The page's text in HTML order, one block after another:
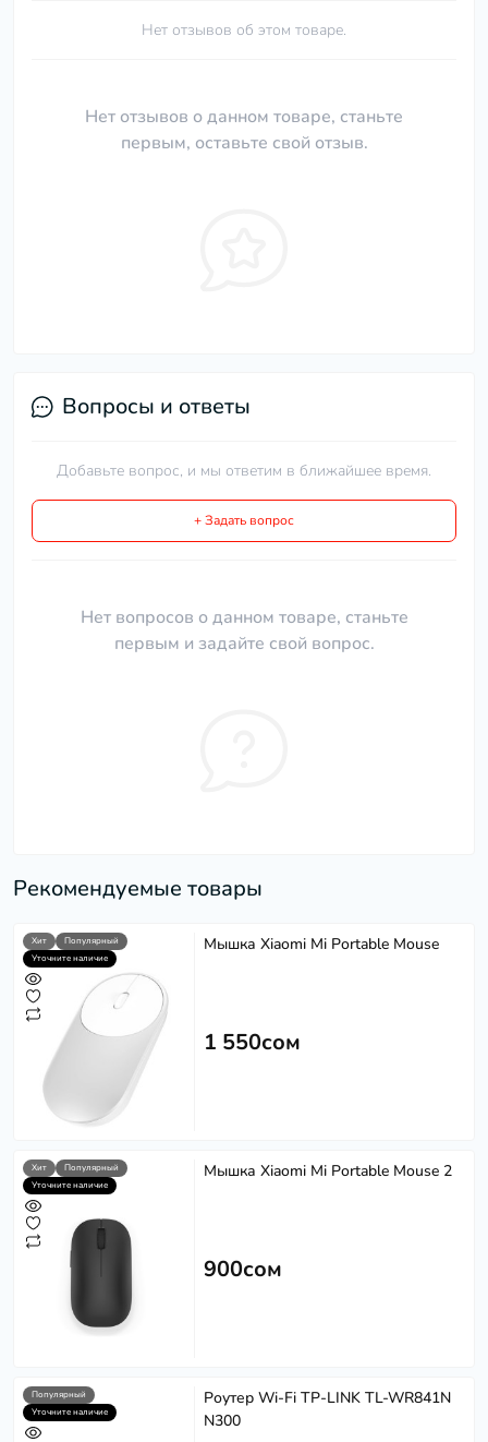
Нет отзывов об этом товаре.
Нет отзывов о данном товаре, станьте
первым, оставьте свой отзыв.
Вопросы и ответы
Добавьте вопрос, и мы ответим в ближайшее время.
+ Задать вопрос
Нет вопросов о данном товаре, станьте
первым и задайте свой вопрос.
Рекомендуемые товары
Хит
Популярный
Уточните наличие
Мышка Xiaomi Mi Portable Mouse
1 550сом
Хит
Популярный
Уточните наличие
Мышка Xiaomi Mi Portable Mouse 2
900сом
Популярный
Уточните наличие
Роутер Wi-Fi TP-LINK TL-WR841N
N300